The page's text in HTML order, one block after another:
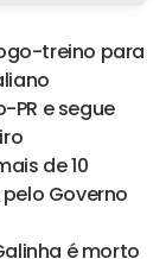
treino para
e segue
de 10
Governo
é morto